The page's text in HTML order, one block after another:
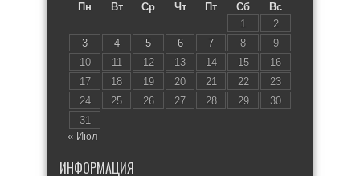
Пн
Вт Ср Чт Пт Сб
Вс
1
2
3
4 5 6 7 8
9
10
11 12 13 14 15
16
17
18 19 20 21 22
23
24
25 26 27 28 29
30
31
« Июл
ИНФОРМАЦИЯ